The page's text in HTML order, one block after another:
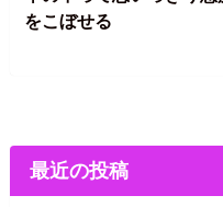
をこぼせる
最近の投稿